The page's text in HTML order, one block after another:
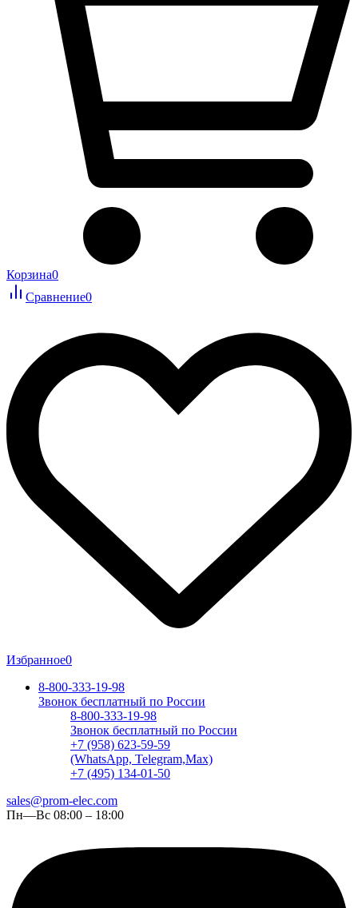
Корзина0
Сравнение0
Избранное0
8-800-333-19-98
Звонок бесплатный по России
8-800-333-19-98
Звонок бесплатный по России
+7 (958) 623-59-59
(WhatsApp, Telegram,Max)
+7 (495) 134-01-50
sales@prom-elec.com
Пн—Вс 08:00 – 18:00